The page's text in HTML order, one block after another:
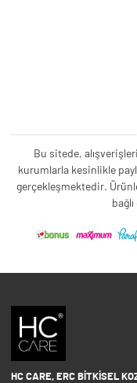
Bu sitede,
kurumlarla kesinlikle
gerçekleşmektedir.
HC CARE, ERC BITKISEL